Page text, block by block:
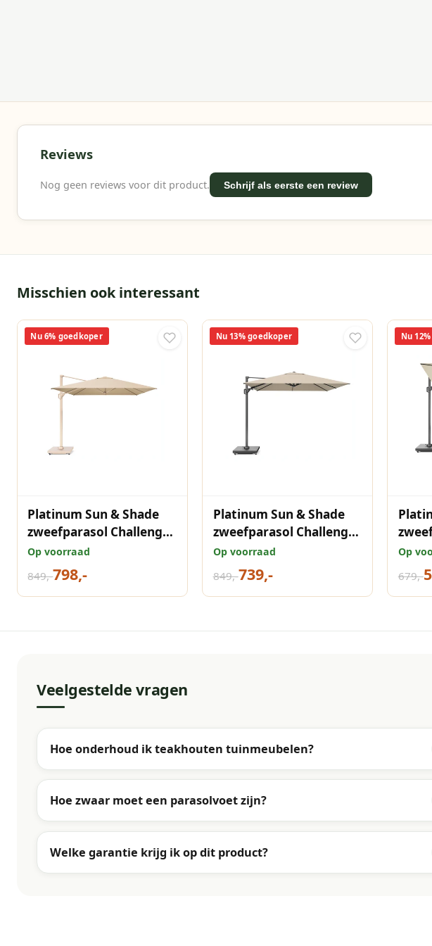
Reviews
Nog geen reviews voor dit product. Schrijf als eerste een review
Misschien ook interessant
Nu 6% goedkoper
Platinum Sun & Shade
zweefparasol Challenger
T¹ Sandstone frame,
400x300 Champagne.
Op voorraad
849,-798,-
Nu 13% goedkoper
Platinum Sun & Shade
zweefparasol Challenger
T¹ premium 400x300
Champagne.
Op voorraad
849,-739,-
Nu
T²
Op
679,-
Veelgestelde vragen
Hoe onderhoud ik teakhouten tuinmeubelen?
Hoe zwaar moet een parasolvoet zijn?
Welke garantie krijg ik op dit product?